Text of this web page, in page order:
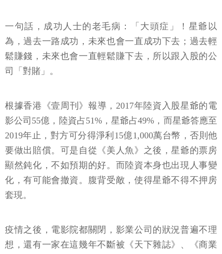
一句話，成功人士的老毛病：「大頭症」！星爺以
為，過去一路成功，未來也會一直成功下去；過去輕
鬆賺錢，未來也會一直輕鬆賺下去，所以跟入股的公
司「對賭」。
根據香港《壹周刊》報導，2017年陸資入股星爺的電
影公司55億，陸資占51%，星爺占49%，而星爺答應至
2019年止，對方可分得淨利15億1,000萬台幣，否則他
要做出賠償。可是自從《美人魚》之後，星爺的票房
顯然鈍化，不如預期的好。而陸資本身也出現人事變
化，有可能會撤資。腹背受敵，使得星爺不得不押房
套現。
疫情之後，電影院都關閉，影業公司的狀況普遍不理
想，還有一家在這幾年不斷被《天下雜誌》、《商業